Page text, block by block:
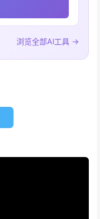
浏览全部AI工具 →